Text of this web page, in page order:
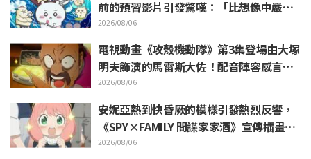
前的預習影片引發驚嘆：「比想像中嚴
苛」「講的簡直全都是勞動的事」反差感
驚呆網友
2026/08/06
電視動畫《攻殼機動隊》第3集登場由大塚
明夫飾演的馬雷斯大佐！配音陣容感言＆
結尾插畫公開
2026/08/06
安妮亞熱到快昏厥的模樣引發熱烈反響，
《SPY×FAMILY 間諜家家酒》宣傳插畫
「安妮亞、融化掉了」
2026/08/06